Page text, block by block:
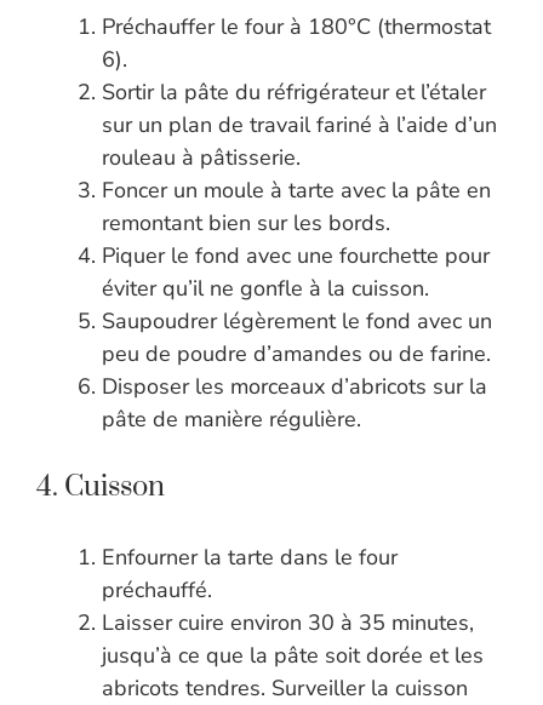
Préchauffer le four à 180°C (thermostat
6).
Sortir la pâte du réfrigérateur et l’étaler
sur un plan de travail fariné à l’aide d’un
rouleau à pâtisserie.
Foncer un moule à tarte avec la pâte en
remontant bien sur les bords.
Piquer le fond avec une fourchette pour
éviter qu’il ne gonfle à la cuisson.
Saupoudrer légèrement le fond avec un
peu de poudre d’amandes ou de farine.
Disposer les morceaux d’abricots sur la
pâte de manière régulière.
4. Cuisson
Enfourner la tarte dans le four
préchauffé.
Laisser cuire environ 30 à 35 minutes,
jusqu’à ce que la pâte soit dorée et les
abricots tendres. Surveiller la cuisson